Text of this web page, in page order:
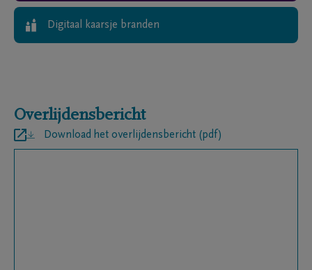
Digitaal kaarsje branden
Overlijdensbericht
Download het overlijdensbericht (pdf)